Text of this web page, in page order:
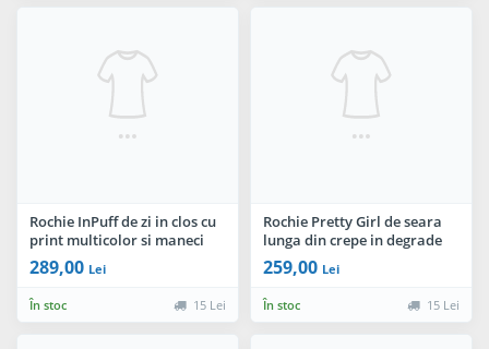
Rochie InPuff de zi in clos cu
print multicolor si maneci
din voal
289,00 Lei
În stoc 15 Lei
Rochie Pretty Girl de seara
lunga din crepe in degrade
259,00 Lei
În stoc 15 Lei